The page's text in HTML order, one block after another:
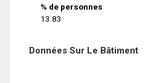
% de personnes
13.83
Données Sur Le Bâtiment